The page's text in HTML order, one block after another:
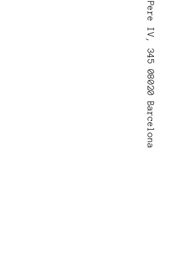
Pere IV, 345 08020 Barcelona